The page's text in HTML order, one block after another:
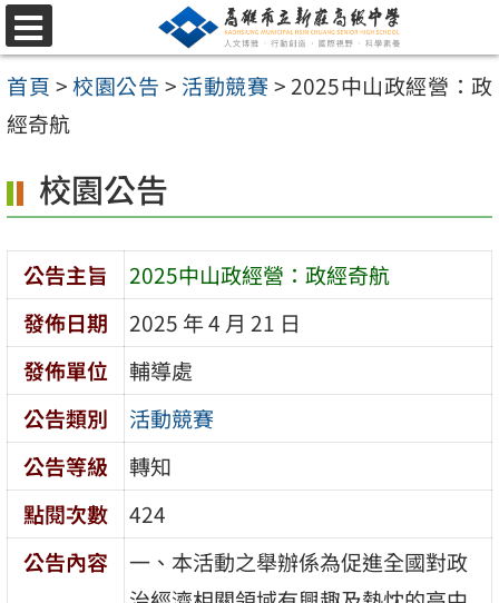
跳
至
主
要
容
區
選
單
首頁 >校園公告 > 活動競賽 > 2025中山政經營：政
經奇航
校園公告
公告主旨
2025中山政經營：政經奇航
發佈日期
2025 年 4 月 21 日
發佈單位
輔導處
公告類別
活動競賽
公告等級
轉知
點閱次數
424
公告內容
一、本活動之舉辦係為促進全國對政